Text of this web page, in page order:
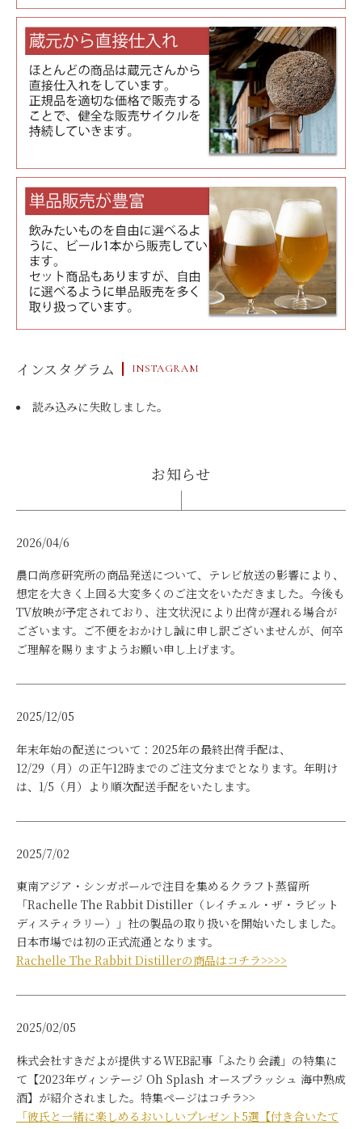
インスタグラム INSTAGRAM
読み込みに失敗しました。
お知らせ
2026/04/6
農口尚彦研究所の商品発送について、テレビ放送の影響により、
想定を大きく上回る大変多くのご注文をいただきました。今後も
TV放映が予定されており、注文状況により出荷が遅れる場合が
ございます。ご不便をおかけし誠に申し訳ございませんが、何卒
ご理解を賜りますようお願い申し上げます。
2025/12/05
年末年始の配送について：2025年の最終出荷手配は、
12/29（月）の正午12時までのご注文分までとなります。年明け
は、1/5（月）より順次配送手配をいたします。
2025/7/02
東南アジア・シンガポールで注目を集めるクラフト蒸留所
「Rachelle The Rabbit Distiller（レイチェル・ザ・ラビット
ディスティラリー）」社の製品の取り扱いを開始いたしました。
日本市場では初の正式流通となります。
Rachelle The Rabbit Distillerの商品はコチラ>>>>
2025/02/05
株式会社すきだよが提供するWEB記事「ふたり会議」の特集に
て【2023年ヴィンテージ Oh Splash オースプラッシュ 海中熟成
酒】が紹介されました。特集ページはコチラ>>
「彼氏と一緒に楽しめるおいしいプレゼント5選【付き合いたて